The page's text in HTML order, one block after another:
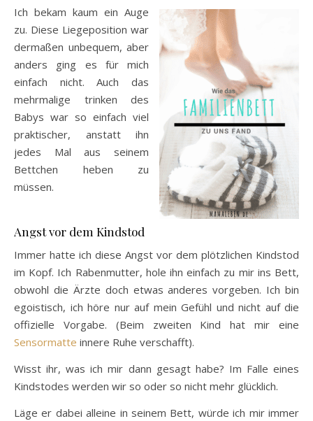
Ich bekam kaum ein Auge
zu. Diese Liegeposition war
dermaßen unbequem, aber
anders ging es für mich
einfach nicht. Auch das
mehrmalige trinken des
Babys war so einfach viel
praktischer, anstatt ihn
jedes Mal aus seinem
Bettchen heben zu
müssen.
Angst vor dem Kindstod
Immer hatte ich diese Angst vor dem plötzlichen Kindstod
im Kopf. Ich Rabenmutter, hole ihn einfach zu mir ins Bett,
obwohl die Ärzte doch etwas anderes vorgeben. Ich bin
egoistisch, ich höre nur auf mein Gefühl und nicht auf die
offizielle Vorgabe. (Beim zweiten Kind hat mir eine
Sensormatte innere Ruhe verschafft).
Wisst ihr, was ich mir dann gesagt habe? Im Falle eines
Kindstodes werden wir so oder so nicht mehr glücklich.
Läge er dabei alleine in seinem Bett, würde ich mir immer